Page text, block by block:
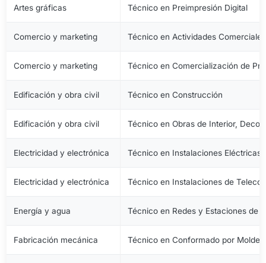
Artes gráficas Técnico en Preimpresión Digital
Comercio y marketing Técnico en Actividades Comerciales
Comercio y marketing Técnico en Comercialización de
Edificación y obra civil Técnico en Construcción
Edificación y obra civil Técnico en Obras de Interior,
Electricidad y electrónica Técnico en Instalaciones Eléctricas
Electricidad y electrónica Técnico en Instalaciones de
Energía y agua Técnico en Redes y Estaciones de
Fabricación mecánica Técnico en Conformado por